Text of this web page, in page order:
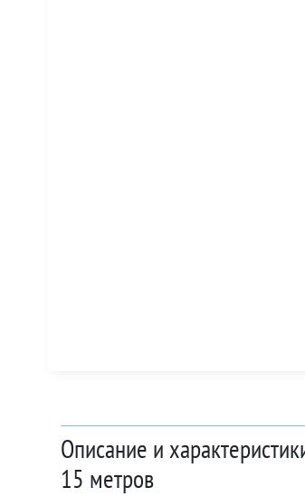
Описание и
15 метров